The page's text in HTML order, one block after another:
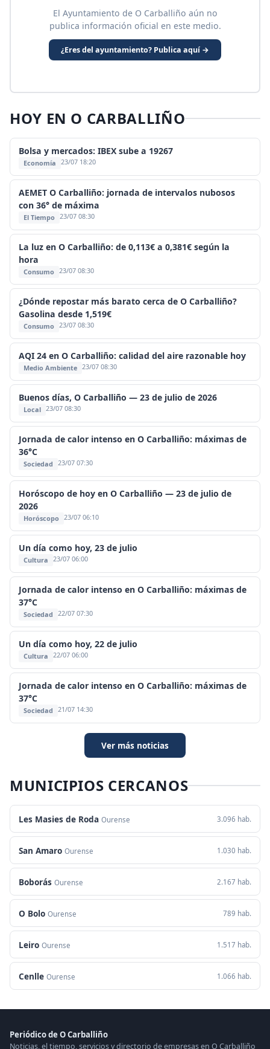
El Ayuntamiento de O Carballiño aún no
publica información oficial en este medio.
¿Eres del ayuntamiento? Publica aquí →
HOY EN O CARBALLIÑO
Bolsa y mercados: IBEX sube a 19267
Economía 23/07 18:20
AEMET O Carballiño: jornada de intervalos nubosos
con 36° de máxima
El Tiempo 23/07 08:30
La luz en O Carballiño: de 0,113€ a 0,381€ según la
hora
Consumo 23/07 08:30
¿Dónde repostar más barato cerca de O Carballiño?
Gasolina desde 1,519€
Consumo 23/07 08:30
AQI 24 en O Carballiño: calidad del aire razonable hoy
Medio Ambiente 23/07 08:30
Buenos días, O Carballiño — 23 de julio de 2026
Local 23/07 08:30
Jornada de calor intenso en O Carballiño: máximas de
36°C
Sociedad 23/07 07:30
Horóscopo de hoy en O Carballiño — 23 de julio de
2026
Horóscopo 23/07 06:10
Un día como hoy, 23 de julio
Cultura 23/07 06:00
Jornada de calor intenso en O Carballiño: máximas de
37°C
Sociedad 22/07 07:30
Un día como hoy, 22 de julio
Cultura 22/07 06:00
Jornada de calor intenso en O Carballiño: máximas de
37°C
Sociedad 21/07 14:30
Ver más noticias
MUNICIPIOS CERCANOS
Les Masies de Roda Ourense 3.096 hab.
San Amaro Ourense 1.030 hab.
Boborás Ourense 2.167 hab.
O Bolo Ourense 789 hab.
Leiro Ourense 1.517 hab.
Cenlle Ourense 1.066 hab.
Periódico de O Carballiño
Noticias, el tiempo, servicios y directorio de empresas en O Carballiño